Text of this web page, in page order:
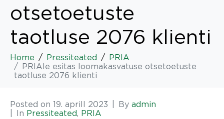
otsetoetuste
taotluse 2076 klienti
Home Pressiteated
PRIA
PRIAle esitas loomakasvatuse otsetoetuste
taotluse 2076 klienti
Posted on 19. aprill 2023 By admin
In Pressiteated, PRIA